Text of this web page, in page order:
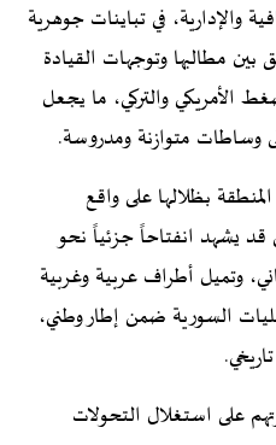
والإدارية، في تباينات جوهرية
مطالبها وتوجهات القيادة
الأمريكي والتركي، ما يجعل
وساطات متوازنة ومدروسة.
بظلالها على واقع
قد يشهد انفتاحاً جزئياً نحو
وتميل أطراف عربية وغربية
السورية ضمن إطار وطني،
على استغلال التحولات